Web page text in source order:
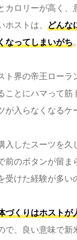
カロリーが高く、
ストは、 どんな
なってしまいがち。
ト界の帝王ローラ
ことにハマって筋
が入らなくなるケ
入したスーツを久
前のボタンが留ま
受けた経験が多い
づくりはホストが
で、良い意味で新